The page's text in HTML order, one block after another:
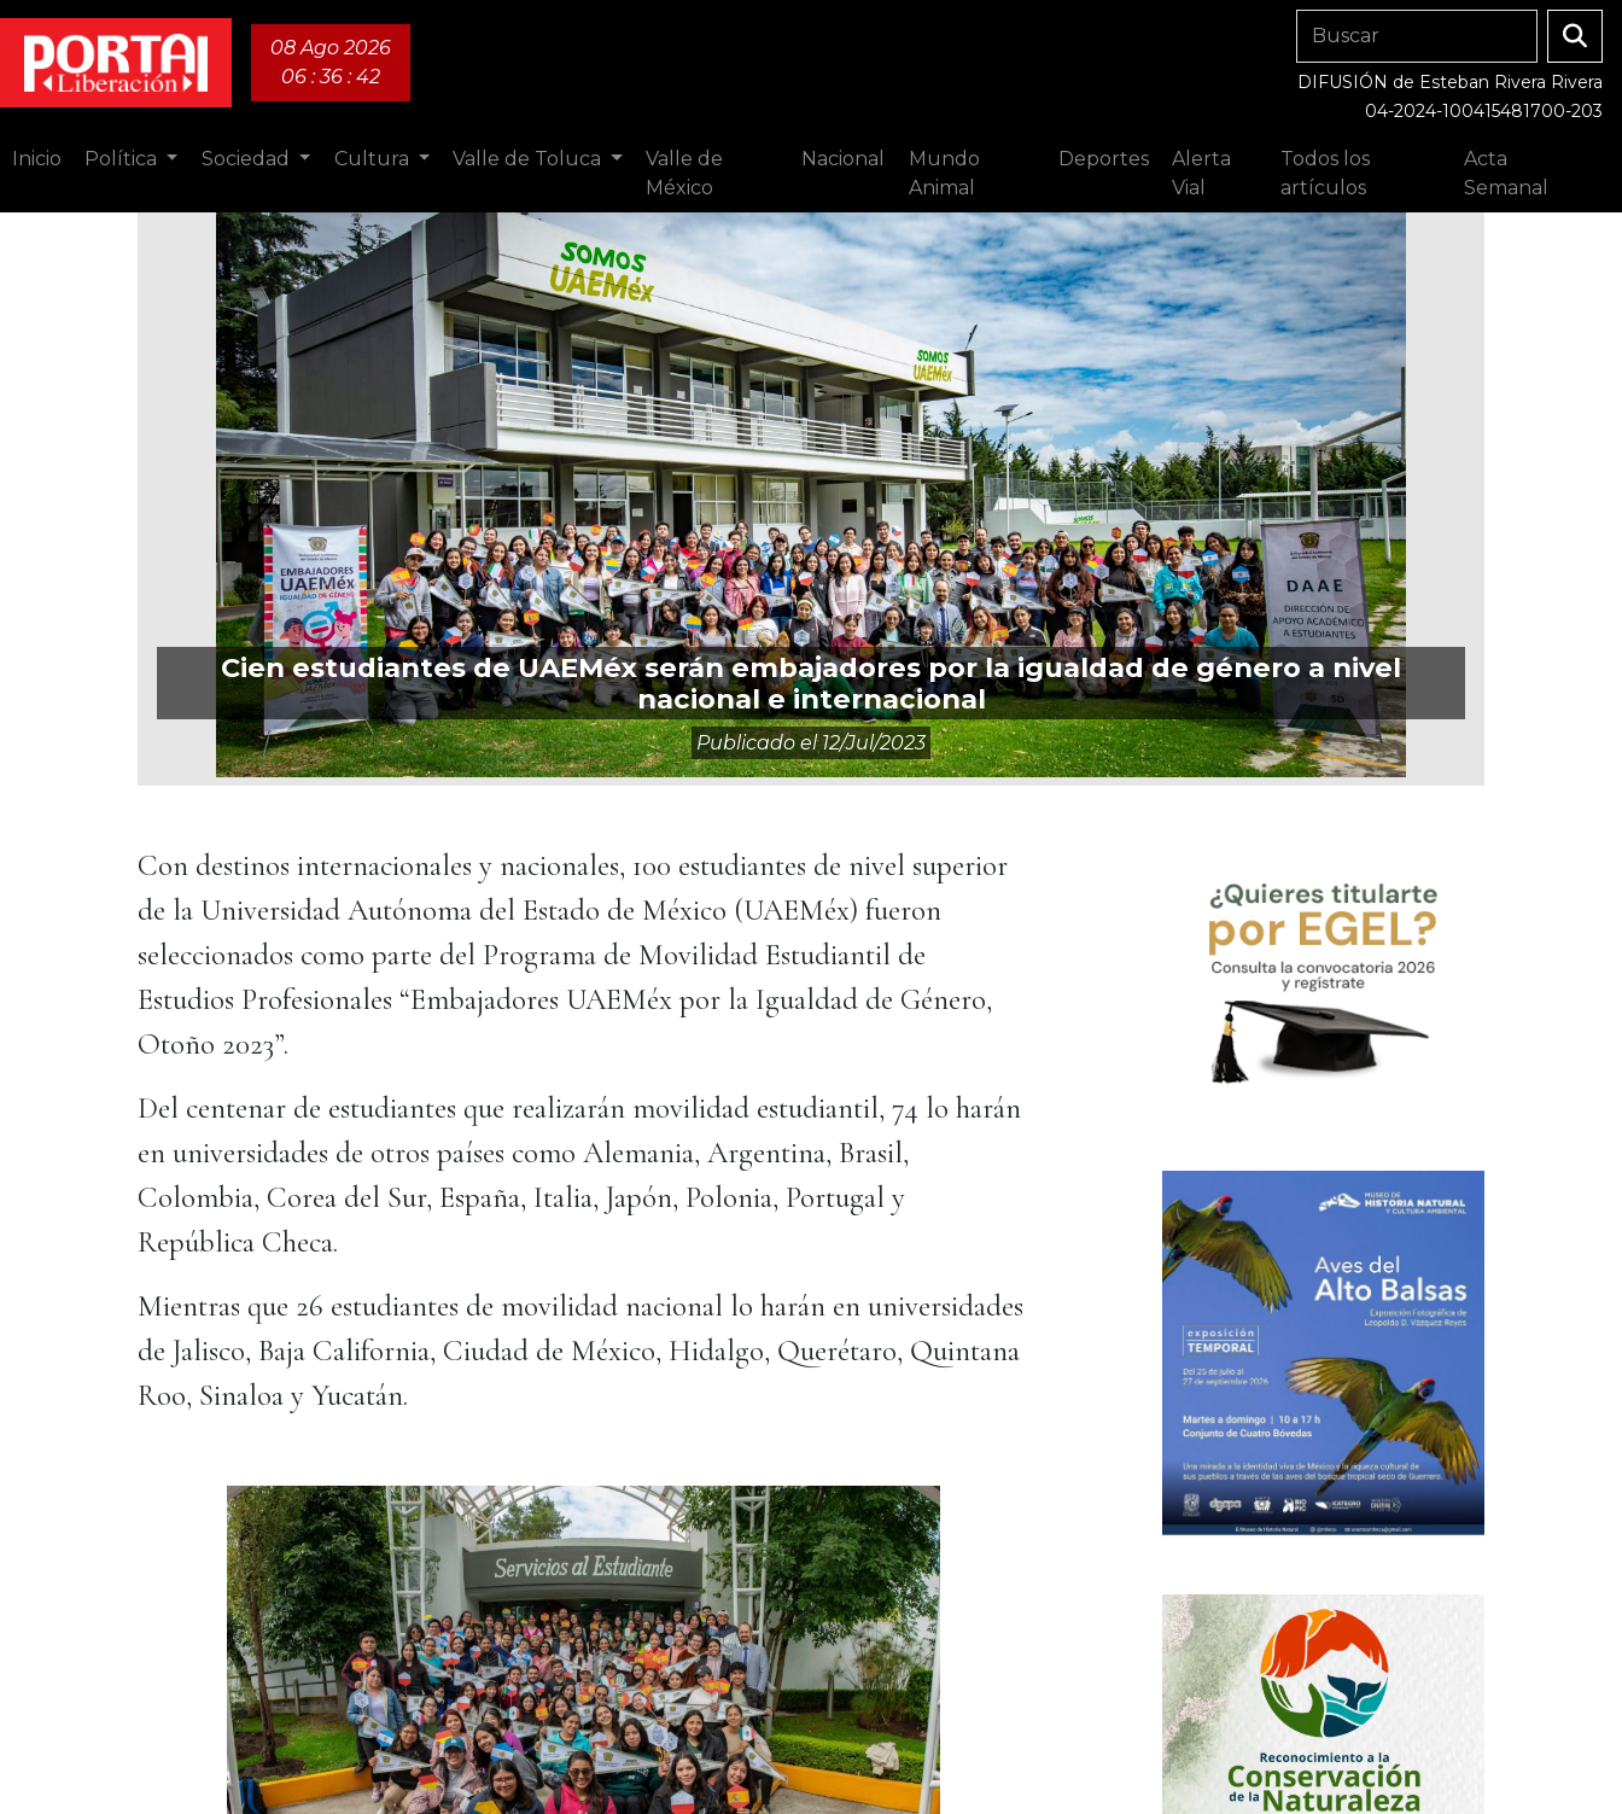
08 Ago 2026
06 : 36 : 43
DIFUSIÓN de Esteban Rivera Rivera
04-2024-100415481700-203
Inicio Política Sociedad Cultura Valle de Toluca
Valle de
México
Nacional
Mundo
Animal
Deportes
Alerta
Vial
Todos los
artículos
Acta
Semanal
Cien estudiantes de UAEMéx serán embajadores por la igualdad de género a nivel
nacional e internacional
Publicado el12/jul/2023
Con destinos internacionales y nacionales, 100 estudiantes de nivel superior
de la Universidad Autónoma del Estado de México (UAEMéx) fueron
seleccionados como parte del Programa de Movilidad Estudiantil de
Estudios Profesionales “Embajadores UAEMéx por la Igualdad de Género,
Otoño 2023”.
Del centenar de estudiantes que realizarán movilidad estudiantil, 74 lo harán
en universidades de otros países como Alemania, Argentina, Brasil,
Colombia, Corea del Sur, España, Italia, Japón, Polonia, Portugal y
República Checa.
Mientras que 26 estudiantes de movilidad nacional lo harán en universidades
de Jalisco, Baja California, Ciudad de México, Hidalgo, Querétaro, Quintana
Roo, Sinaloa y Yucatán.